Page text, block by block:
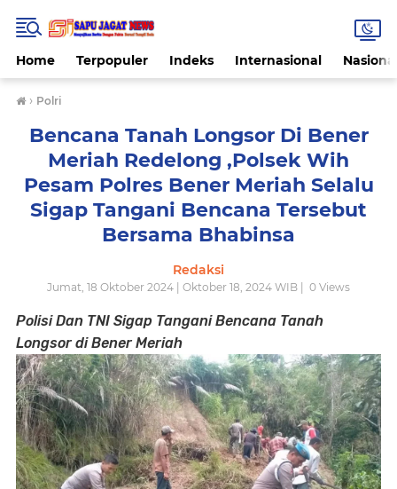
Home Terpopuler Indeks Internasional
› Polri
Bencana Tanah Longsor Di Bener
Meriah Redelong ,Polsek Wih
Pesam Polres Bener Meriah Selalu
Sigap Tangani Bencana Tersebut
Bersama Bhabinsa
Redaksi
Jumat, 18 Oktober 2024 | Oktober 18, 2024 WIB | 0 Views
Polisi Dan TNI Sigap Tangani Bencana Tanah
Longsor di Bener Meriah